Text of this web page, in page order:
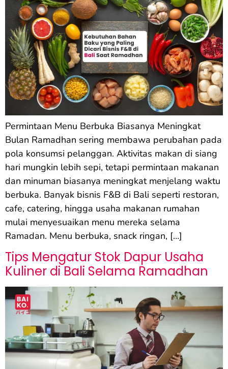
Permintaan Menu Berbuka Biasanya Meningkat
Bulan Ramadhan sering membawa perubahan pada
pola konsumsi pelanggan. Aktivitas makan di siang
hari mungkin lebih sepi, tetapi permintaan makanan
dan minuman biasanya meningkat menjelang waktu
berbuka. Banyak bisnis F&B di Bali seperti restoran,
cafe, catering, hingga usaha makanan rumahan
mulai menyesuaikan menu mereka selama
Ramadan. Menu berbuka, snack ringan, […]
Tips Mengatur Stok Dapur Usaha
Kuliner di Bali Selama Ramadhan